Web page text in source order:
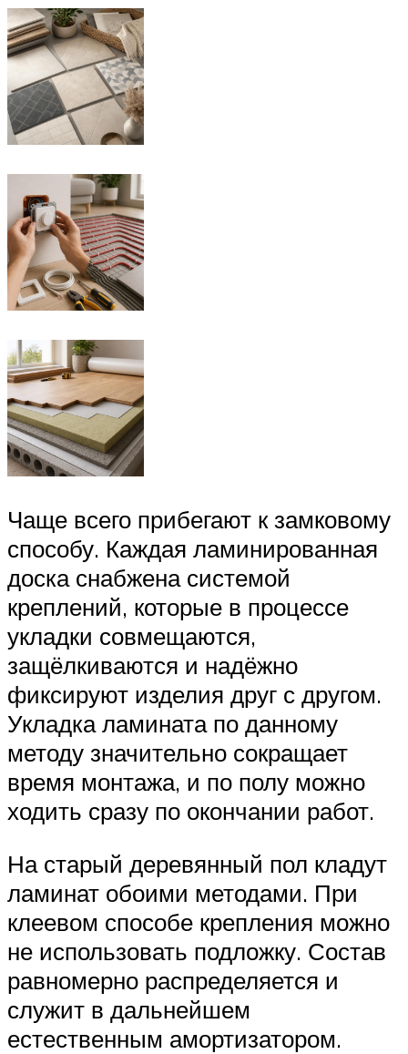
Чаще всего прибегают к замковому
способу. Каждая ламинированная
доска снабжена системой
креплений, которые в процессе
укладки совмещаются,
защёлкиваются и надёжно
фиксируют изделия друг с другом.
Укладка ламината по данному
методу значительно сокращает
время монтажа, и по полу можно
ходить сразу по окончании работ.
На старый деревянный пол кладут
ламинат обоими методами. При
клеевом способе крепления можно
не использовать подложку. Состав
равномерно распределяется и
служит в дальнейшем
естественным амортизатором.